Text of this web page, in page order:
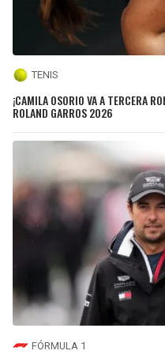
TENIS
¡CAMILA OSORIO VA A TERCERA
ROLAND GARROS 2026
FÓRMULA 1